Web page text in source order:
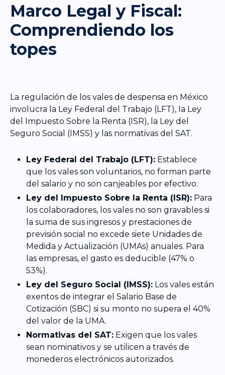
Marco Legal y Fiscal:
Comprendiendo los
topes
La regulación de los vales de despensa en México
involucra la Ley Federal del Trabajo (LFT), la Ley
del Impuesto Sobre la Renta (ISR), la Ley del
Seguro Social (IMSS) y las normativas del SAT.
Ley Federal del Trabajo (LFT): Establece
que los vales son voluntarios, no forman parte
del salario y no son canjeables por efectivo.
Ley del Impuesto Sobre la Renta (ISR): Para
los colaboradores, los vales no son gravables si
la suma de sus ingresos y prestaciones de
previsión social no excede siete Unidades de
Medida y Actualización (UMAs) anuales. Para
las empresas, el gasto es deducible (47% o
53%).
Ley del Seguro Social (IMSS): Los vales están
exentos de integrar el Salario Base de
Cotización (SBC) si su monto no supera el 40%
del valor de la UMA.
Normativas del SAT: Exigen que los vales
sean nominativos y se utilicen a través de
monederos electrónicos autorizados.